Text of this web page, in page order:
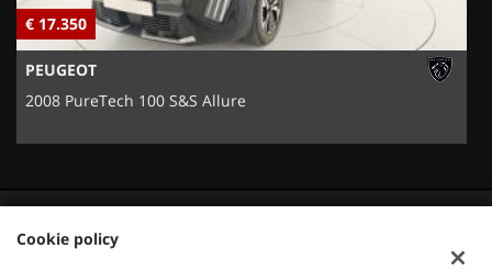
€ 17.350
PEUGEOT
2008 PureTech 100 S&S Allure
Cookie policy